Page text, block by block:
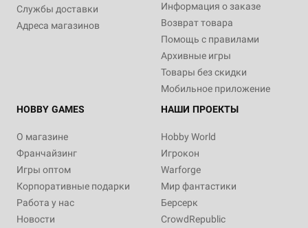
Службы доставки
Адреса магазинов
Информация о заказе
Возврат товара
Помощь с правилами
Архивные игры
Товары без скидки
Мобильное приложение
HOBBY GAMES
О магазине
Франчайзинг
Игры оптом
Корпоративные подарки
Работа у нас
Новости
НАШИ ПРОЕКТЫ
Hobby World
Игрокон
Warforge
Мир фантастики
Берсерк
CrowdRepublic